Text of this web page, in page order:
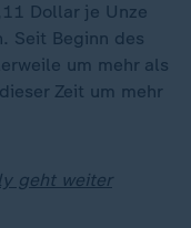
Dollar je Unze
Seit Beginn des
um mehr als
Zeit um mehr
geht weiter